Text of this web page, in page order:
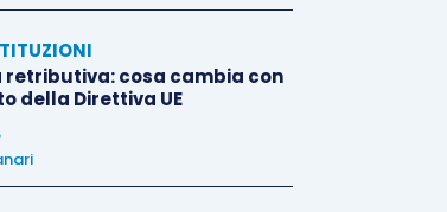
retributiva: cosa cambia con
della Direttiva UE